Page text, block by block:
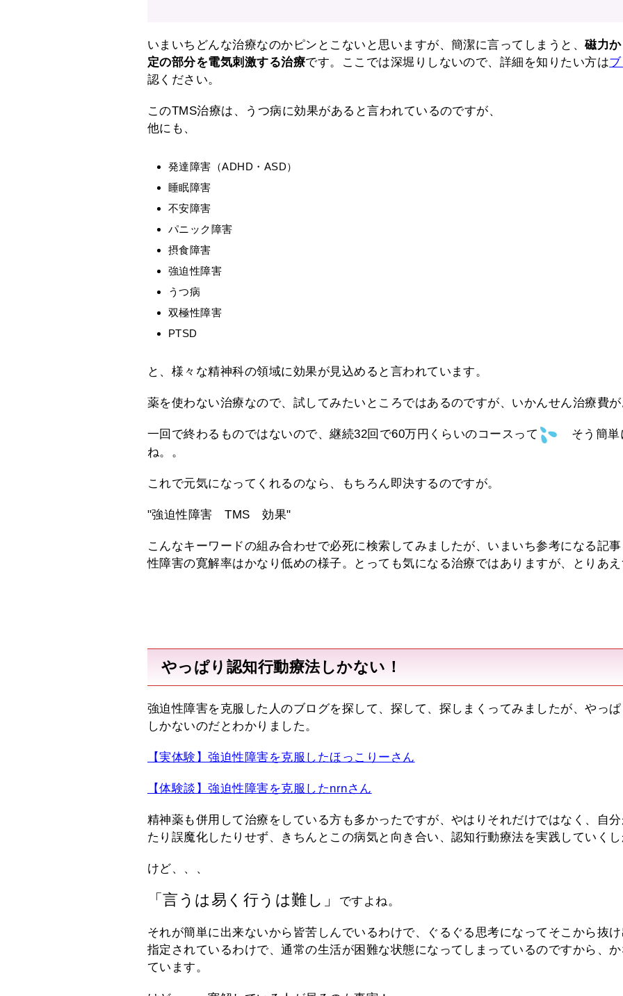
いまいちどんな治療なのかピンとこないと思いますが、簡潔に言ってしまうと、磁力
定の部分を電気刺激する治療です。ここでは深堀りしないので、詳細を知りたい方は
認ください。
このTMS治療は、うつ病に効果があると言われているのですが、
他にも、
発達障害（ADHD・ASD）
睡眠障害
不安障害
パニック障害
摂食障害
強迫性障害
うつ病
双極性障害
PTSD
と、様々な精神科の領域に効果が見込めると言われています。
薬を使わない治療なので、試してみたいところではあるのですが、いかんせん治療費が
一回で終わるものではないので、継続32回で60万円くらいのコースって
そう簡単
ね。。
これで元気になってくれるのなら、もちろん即決するのですが。
"強迫性障害 TMS 効果"
こんなキーワードの組み合わせで必死に検索してみましたが、いまいち参考になる記
性障害の寛解率はかなり低めの様子。とっても気になる治療ではありますが、とりあえ
やっぱり認知行動療法しかない！
強迫性障害を克服した人のブログを探して、探して、探しまくってみましたが、やっ
しかないのだとわかりました。
【実体験】強迫性障害を克服したほっこりーさん
【体験談】強迫性障害を克服したnrnさん
精神薬も併用して治療をしている方も多かったですが、やはりそれだけではなく、自
たり誤魔化したりせず、きちんとこの病気と向き合い、認知行動療法を実践していくし
けど、、、
「言うは易く行うは難し」 ですよね。
それが簡単に出来ないから皆苦しんでいるわけで、ぐるぐる思考になってそこから抜
指定されているわけで、通常の生活が困難な状態になってしまっているのですから、
ています。